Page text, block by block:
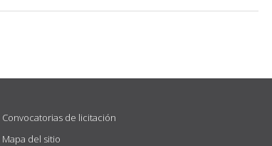
Convocatorias de licitación
Mapa del sitio